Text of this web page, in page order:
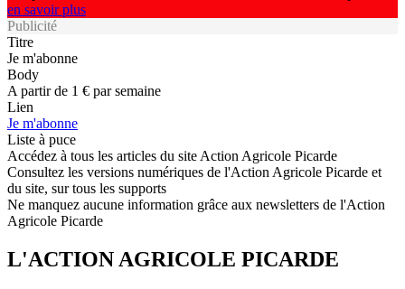
en savoir plus
Publicité
Titre
Je m'abonne
Body
A partir de 1 € par semaine
Lien
Je m'abonne
Liste à puce
Accédez à tous les articles du site Action Agricole Picarde
Consultez les versions numériques de l'Action Agricole Picarde et
du site, sur tous les supports
Ne manquez aucune information grâce aux newsletters de l'Action
Agricole Picarde
L'ACTION AGRICOLE PICARDE